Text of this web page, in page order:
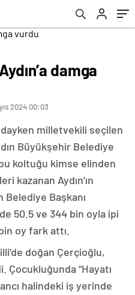
damga
2024 00:03
milletvekili seçilen
Büyükşehir Belediye
bu koltuğu kimse elinden
kazanan Aydın’ın
Belediye Başkanı
50.5 ve 344 bin oyla ipi
oy fark attı.
doğan Çerçioğlu,
Çocukluğunda “Hayatı
halindeki iş yerinde